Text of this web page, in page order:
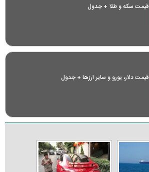
قیمت سکه و طلا + جدول
قیمت دلار، یورو و سایر ارز‌ها + جدول